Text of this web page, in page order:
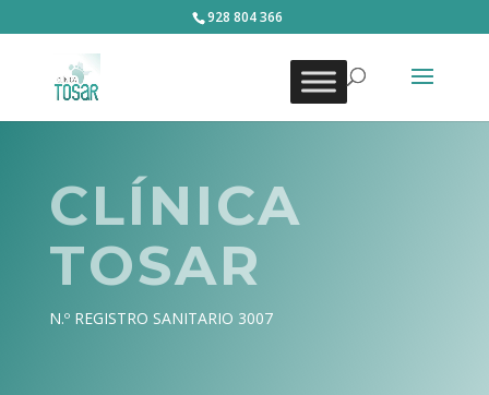
928 804 366
CLÍNICA
TOSAR
N.º REGISTRO SANITARIO 3007